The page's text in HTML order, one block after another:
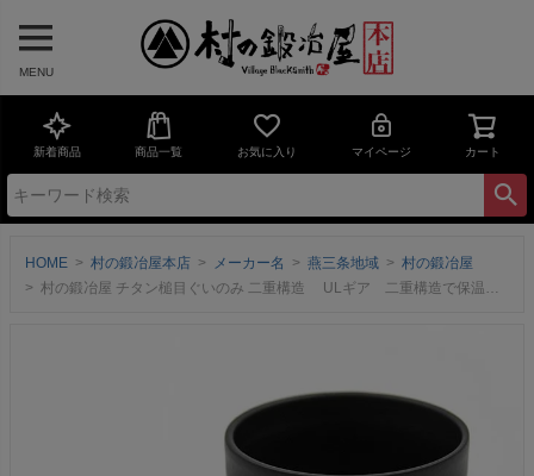
MENU
新着商品 商品一覧 お気に入り マイページ カート
HOME 村の鍛冶屋本店 メーカー名 燕三条地域
村の鍛冶屋
村の鍛冶屋 チタン槌目ぐいのみ 二重構造 ULギア 二重構造で保温・保冷性に優れたチタン製